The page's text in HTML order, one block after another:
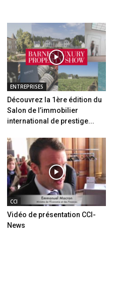
ENTREPRISES
Découvrez la 1ère édition du
Salon de l’immobilier
international de prestige...
CCI
Vidéo de présentation CCI-
News